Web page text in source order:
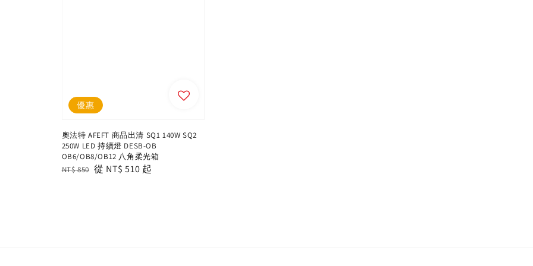
優惠
奧法特 AFEFT 商品出清 SQ1 140W SQ2
250W LED 持續燈 DESB-OB
OB6/OB8/OB12 八角柔光箱
Regular
NT$ 850 Sale
從 NT$ 510 起